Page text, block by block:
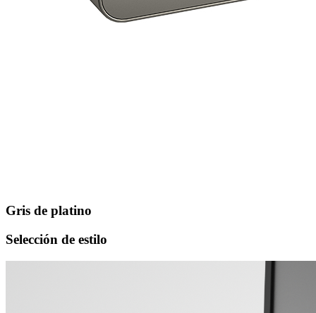
Gris de platino
Selección de estilo